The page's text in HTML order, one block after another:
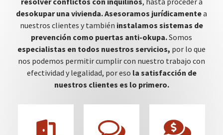
desokupar una vivienda.Asesoramos jurídicamentea
nuestros clientes y también instalamos sistemas de
prevención como puertas anti-okupa.Somos
especialistas en todos nuestros servicios, por lo que
nos podemos permitir cumplir con nuestro trabajo con
efectividad y legalidad, por eso la satisfacción de
nuestros clientes es lo primero.